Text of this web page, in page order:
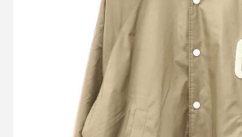
セリーヌ ナイロンロゴ テディジャケ
買取金額84,000円
詳しく見る